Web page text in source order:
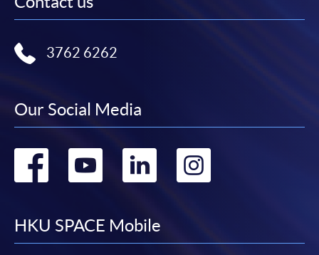
3762 6262
Our Social Media
Go
facebook
Go
youtube
Go
linkedin
HKU SPACE Mobile